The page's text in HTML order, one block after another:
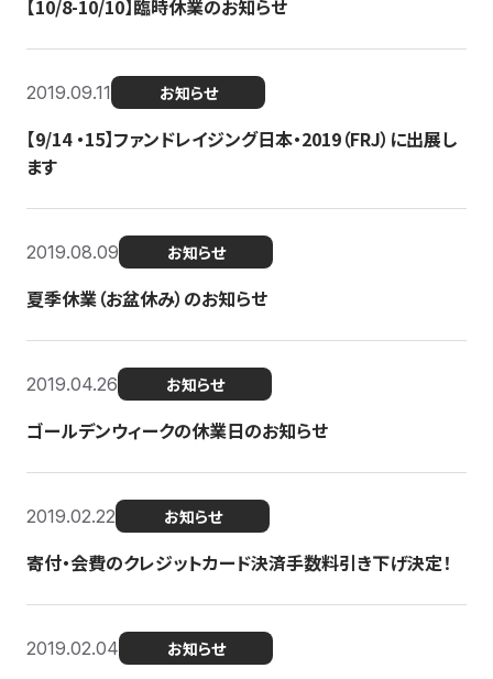
【10/8-10/10】臨時休業のお知らせ
2019.09.11 お知らせ
【9/14 ・15】ファンドレイジング日本・2019（FRJ）に出展し
ます
2019.08.09 お知らせ
夏季休業（お盆休み）のお知らせ
2019.04.26 お知らせ
ゴールデンウィークの休業日のお知らせ
2019.02.22 お知らせ
寄付・会費のクレジットカード決済手数料引き下げ決定！
2019.02.04 お知らせ